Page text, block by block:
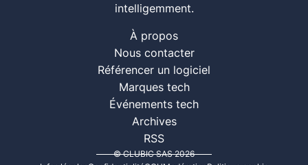
intelligemment.
À propos
Nous contacter
Référencer un logiciel
Marques tech
Événements tech
Archives
RSS
© CLUBIC SAS 2026